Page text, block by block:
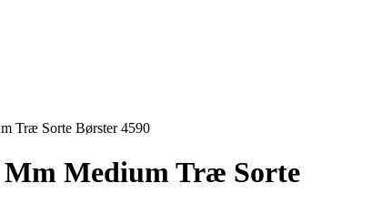
Træ Sorte Børster 4590
Mm Medium Træ Sorte